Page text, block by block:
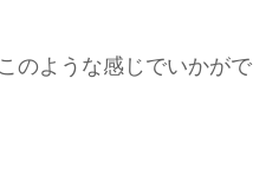
のような感じでいかが